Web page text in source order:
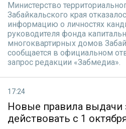
Министерство
Забайкальского края
информацию о личностях
руководителя фонда
многоквартирных домов
сообщается в официальном
запрос редакции «Забмедиа».
17:24
Новые правила выдачи
действовать с 1